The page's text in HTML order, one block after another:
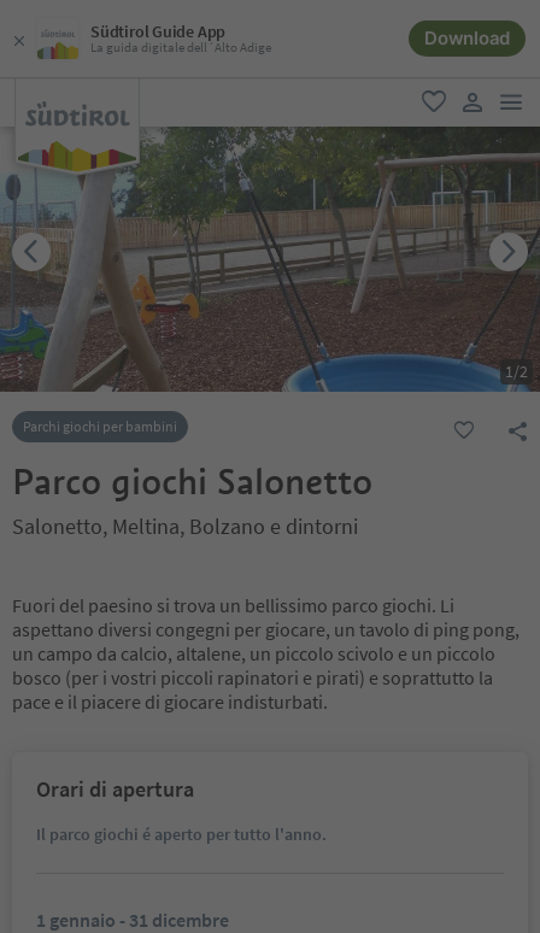
Südtirol Guide App
La guida digitale dell´Alto Adige Download
favoriti
user link
1/2
Parchi giochi per bambini
Parco giochi Salonetto
Salonetto, Meltina, Bolzano e dintorni
Fuori del paesino si trova un bellissimo parco giochi. Li
aspettano diversi congegni per giocare, un tavolo di ping pong,
un campo da calcio, altalene, un piccolo scivolo e un piccolo
bosco (per i vostri piccoli rapinatori e pirati) e soprattutto la
pace e il piacere di giocare indisturbati.
Orari di apertura
Il parco giochi é aperto per tutto l'anno.
1 gennaio - 31 dicembre